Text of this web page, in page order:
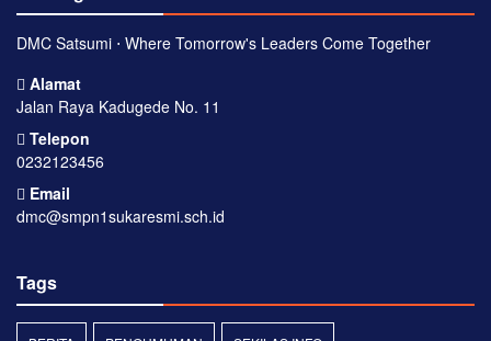
DMC Satsumi ⋅ Where Tomorrow's Leaders Come Together
Alamat
Jalan Raya Kadugede No. 11
Telepon
0232123456
Email
dmc@smpn1sukaresmi.sch.id
Tags